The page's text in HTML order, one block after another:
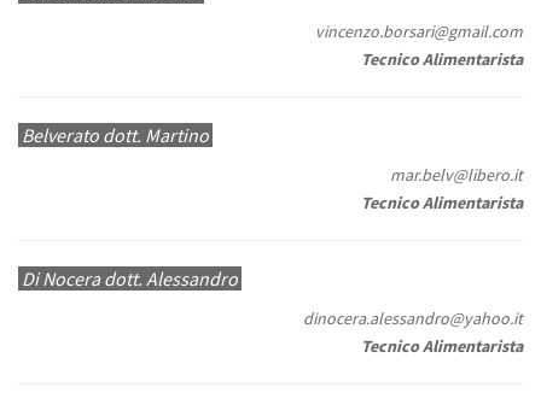
vincenzo.borsari@gmail.com
Tecnico Alimentarista
Belverato dott. Martino
mar.belv@libero.it
Tecnico Alimentarista
Di Nocera dott. Alessandro
dinocera.alessandro@yahoo.it
Tecnico Alimentarista